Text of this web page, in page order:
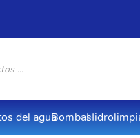
del aguaBombas